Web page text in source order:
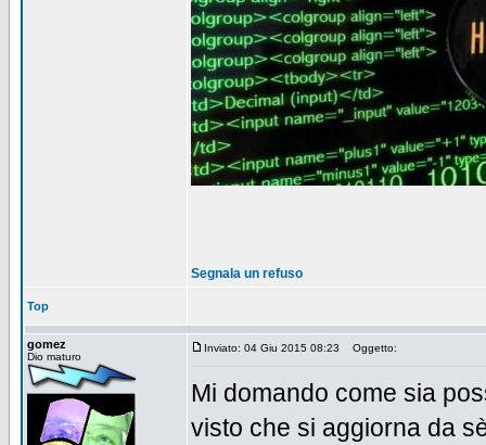
Segnala un refuso
Top
gomez
Dio maturo
Inviato: 04 Giu 2015 08:23 Oggetto:
Mi domando come sia
visto che si aggiorna da